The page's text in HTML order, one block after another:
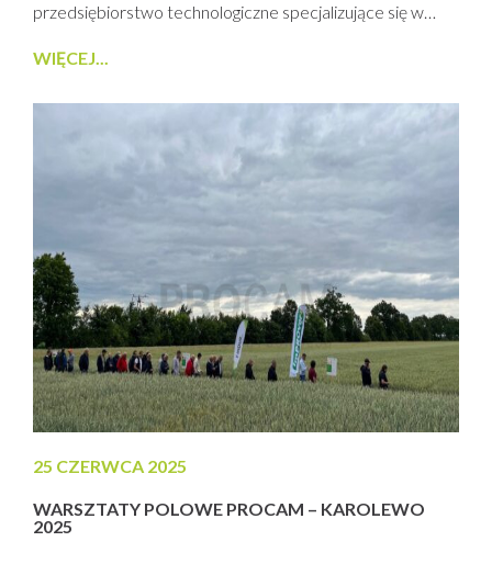
przedsiębiorstwo technologiczne specjalizujące się w
dla rolnictwa i ochrony środowiska. U podstaw tego
człowieka, którego konsekwencja i intuicja biznesowa
WIĘCEJ...
25 CZERWCA 2025
WARSZTATY POLOWE PROCAM – KAROLEWO
2025